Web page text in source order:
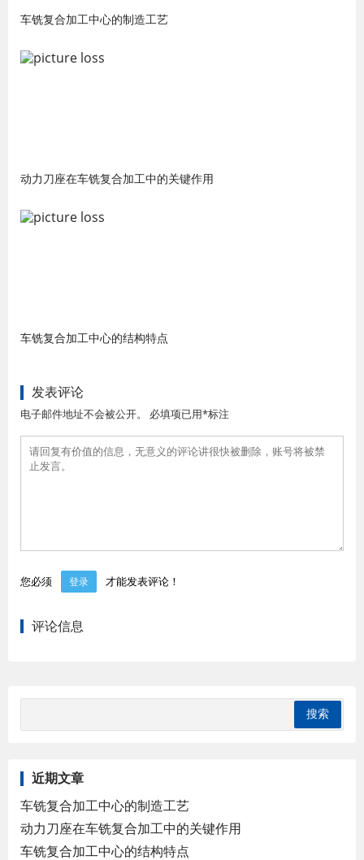
车铣复合加工中心的制造工艺
动力刀座在车铣复合加工中的关键作用
车铣复合加工中心的结构特点
发表评论
电子邮件地址不会被公开。 必填项已用*标注
您必须 登录 才能发表评论！
评论信息
近期文章
车铣复合加工中心的制造工艺
动力刀座在车铣复合加工中的关键作用
车铣复合加工中心的结构特点